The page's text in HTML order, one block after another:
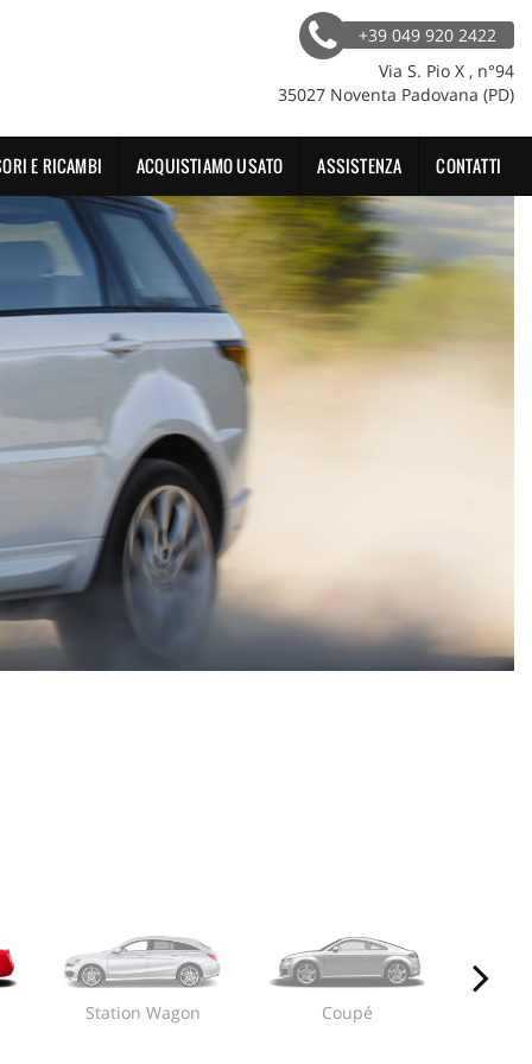
+39 049 920 2422
Via S. Pio X , n°94
35027 Noventa Padovana (PD)
E RICAMBI ACQUISTIAMO USATO ASSISTENZA CONTATTI
Station Wagon Coupé